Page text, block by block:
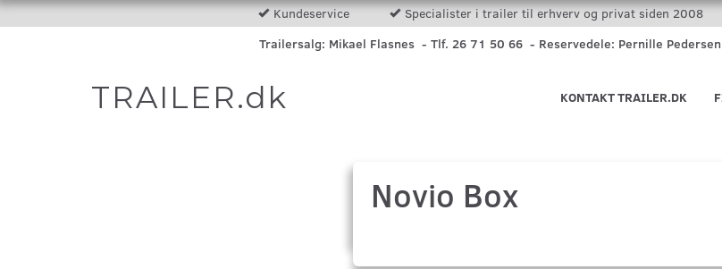
Kundeservice Specialister i trailer til erhverv og privat siden 2008
Trailersalg: Mikael Flasnes - Tlf. 26 71 50 66 - Reservedele: Pernille
TRAILER.dk KONTAKT TRAILER.DK
Novio Box